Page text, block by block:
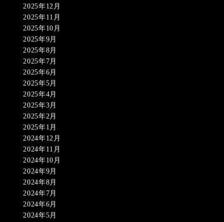
2025年12月
2025年11月
2025年10月
2025年9月
2025年8月
2025年7月
2025年6月
2025年5月
2025年4月
2025年3月
2025年2月
2025年1月
2024年12月
2024年11月
2024年10月
2024年9月
2024年8月
2024年7月
2024年6月
2024年5月